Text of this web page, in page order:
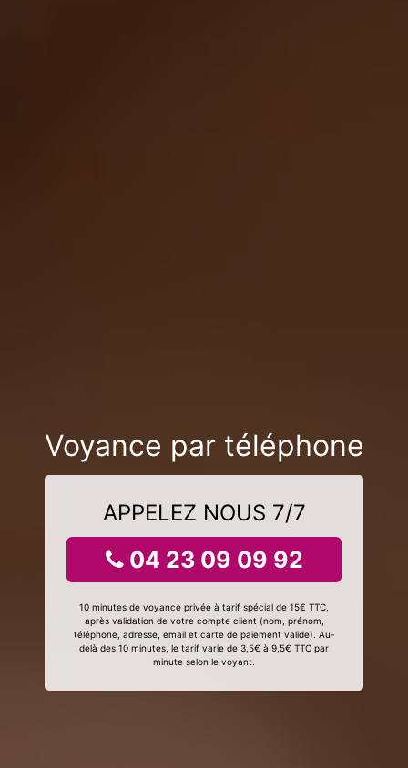
Voyance par téléphone
APPELEZ NOUS 7/7
04 23 09 09 92
10 minutes de voyance privée à tarif spécial de 15€ TTC,
après validation de votre compte client (nom, prénom,
téléphone, adresse, email et carte de paiement valide). Au-
delà des 10 minutes, le tarif varie de 3,5€ à 9,5€ TTC par
minute selon le voyant.